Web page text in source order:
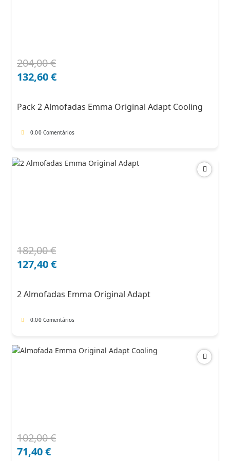
204,00€
O
preço
204,00 €.
132,60€
O
preço
132,60 €.
Pack 2 Almofadas Emma Original Adapt Cooling
0.00 Comentários
182,00€
O
preço
182,00 €.
127,40€
O
preço
127,40 €.
2 Almofadas Emma Original Adapt
0.00 Comentários
102,00€
O
preço
71,40€
O
preço